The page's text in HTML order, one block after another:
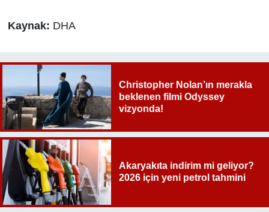
Kaynak: DHA
Christopher Nolan’ın merakla
beklenen filmi Odyssey
vizyonda!
Akaryakıta indirim mi geliyor?
2026 için yeni petrol tahmini